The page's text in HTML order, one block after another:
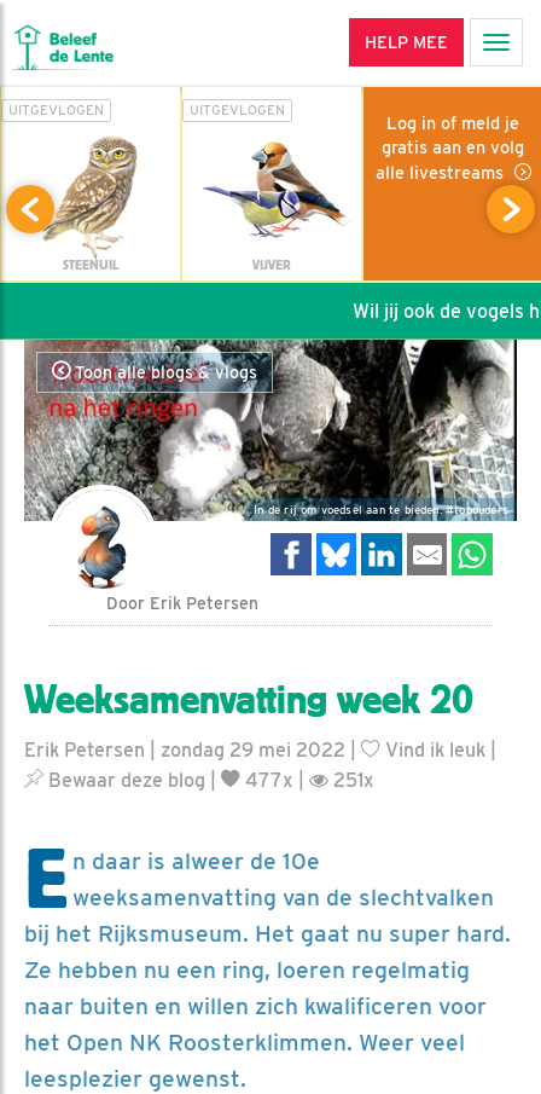
HELP MEE
UITGEVLOGEN
STEENUIL
UITGEVLOGEN
VIJVER
Log in of meld je
gratis aan en volg
alle livestreams
Wil jij ook de vogels
Toon alle blogs & vlogs
In de rij om voedsel aan te bieden. #topouders
Door Erik Petersen
Weeksamenvatting week 20
Erik Petersen | zondag 29 mei 2022 | Vind ik leuk
Bewaar deze blog
477x | 251x
E n daar is alweer de 10e
weeksamenvatting van de slechtvalken
bij het Rijksmuseum. Het gaat nu super hard.
Ze hebben nu een ring, loeren regelmatig
naar buiten en willen zich kwalificeren voor
het Open NK Roosterklimmen. Weer veel
leesplezier gewenst.